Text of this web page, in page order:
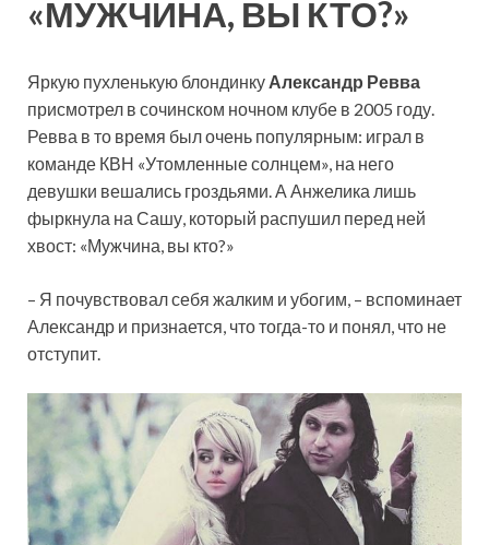
«МУЖЧИНА, ВЫ КТО?»
Яркую пухленькую блондинку Александр Ревва
присмотрел в сочинском ночном клубе в 2005 году.
Ревва в то время был очень популярным: играл в
команде КВН «Утомленные солнцем», на него
девушки вешались гроздьями. А Анжелика лишь
фыркнула на Сашу, который распушил перед ней
хвост: «Мужчина, вы кто?»
– Я почувствовал себя жалким и убогим, – вспоминает
Александр и признается, что тогда-то и понял, что не
отступит.